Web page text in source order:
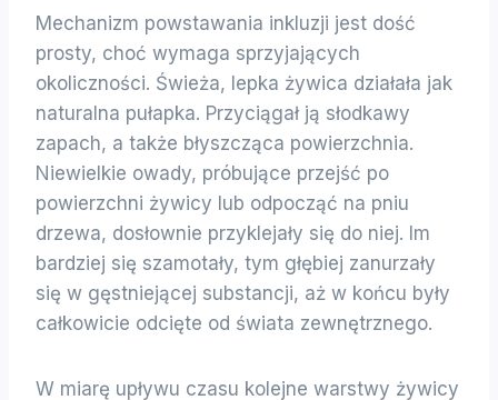
Mechanizm powstawania inkluzji jest dość
prosty, choć wymaga sprzyjających
okoliczności. Świeża, lepka żywica działała jak
naturalna pułapka. Przyciągał ją słodkawy
zapach, a także błyszcząca powierzchnia.
Niewielkie owady, próbujące przejść po
powierzchni żywicy lub odpocząć na pniu
drzewa, dosłownie przyklejały się do niej. Im
bardziej się szamotały, tym głębiej zanurzały
się w gęstniejącej substancji, aż w końcu były
całkowicie odcięte od świata zewnętrznego.
W miarę upływu czasu kolejne warstwy żywicy